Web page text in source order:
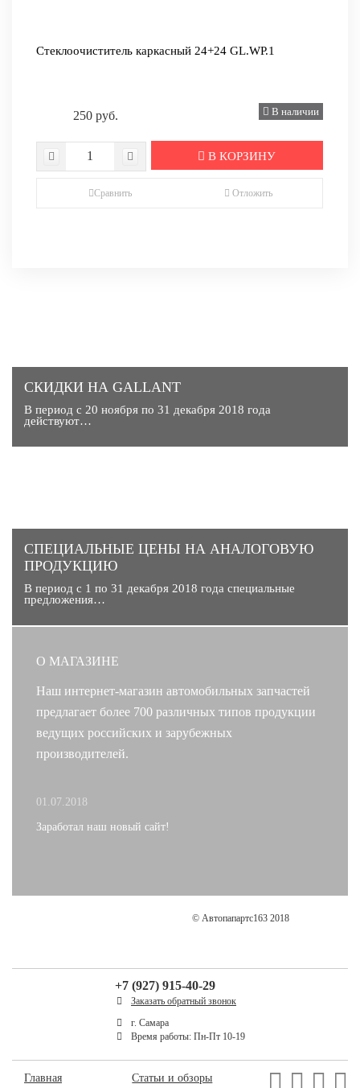
Стеклоочиститель каркасный 24+24 GL.WP.1
250 руб. В наличии
В КОРЗИНУ
Сравнить Отложить
СКИДКИ НА GALLANT
В период с 20 ноября по 31 декабря 2018 года
действуют…
CПЕЦИАЛЬНЫЕ ЦЕНЫ НА АНАЛОГОВУЮ
ПРОДУКЦИЮ
В период с 1 по 31 декабря 2018 года специальные
предложения…
О МАГАЗИНЕ
Наш интернет-магазин автомобильных запчастей
предлагает более 700 различных типов продукции
ведущих российских и зарубежных
производителей.
01.07.2018
Заработал наш новый сайт!
© Автопапартс163 2018
+7 (927) 915-40-29
Заказать обратный звонок
г. Самара
Время работы: Пн-Пт 10-19
Главная Статьи и обзоры